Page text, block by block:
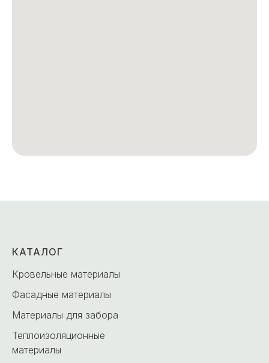
КАТАЛОГ
Кровельные материалы
Фасадные материалы
Материалы для забора
Теплоизоляционные
материалы